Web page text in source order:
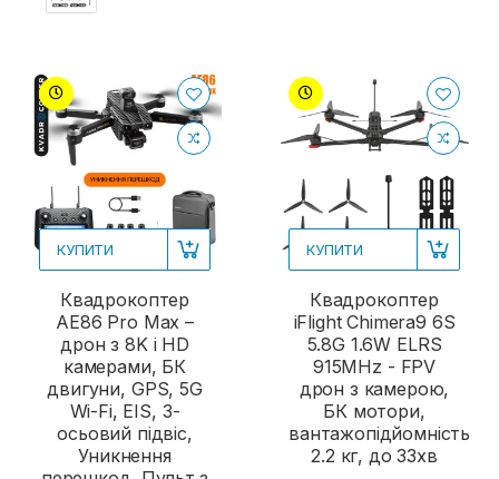
КУПИТИ
Квадрокоптер
AE86 Pro Max –
дрон з 8K і HD
камерами, БК
двигуни, GPS, 5G
Wi-Fi, EIS, 3-
осьовий підвіс,
Уникнення
КУПИТИ
Квадрокоптер
iFlight Chimera9 6S
5.8G 1.6W ELRS
915MHz - FPV
дрон з камерою,
БК мотори,
вантажопідйомність
2.2 кг, до 33хв